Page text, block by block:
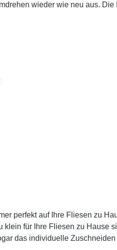
wieder wie neu aus.
perfekt auf Ihre Fliesen zu
für Ihre Fliesen zu Hause
das individuelle